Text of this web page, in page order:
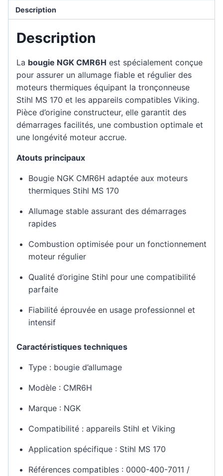
Description
Description
La bougie NGK CMR6H est spécialement conçue
pour assurer un allumage fiable et régulier des
moteurs thermiques équipant la tronçonneuse
Stihl MS 170 et les appareils compatibles Viking.
Pièce d’origine constructeur, elle garantit des
démarrages facilités, une combustion optimale et
une longévité moteur accrue.
Atouts principaux
Bougie NGK CMR6H adaptée aux moteurs
thermiques Stihl MS 170
Allumage stable assurant des démarrages
rapides
Combustion optimisée pour un fonctionnement
moteur régulier
Qualité d’origine Stihl pour une compatibilité
parfaite
Fiabilité éprouvée en usage professionnel et
intensif
Caractéristiques techniques
Type : bougie d’allumage
Modèle : CMR6H
Marque : NGK
Compatibilité : appareils Stihl et Viking
Application spécifique : Stihl MS 170
Références compatibles : 0000-400-7011 /